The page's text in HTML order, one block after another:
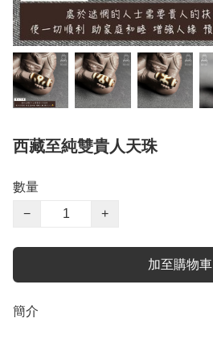
西藏至純雙貴人天珠
數量
−
+
加至購物車
簡介